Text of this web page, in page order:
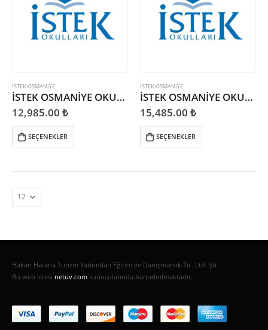
İSTEK OSMANIYE
İSTEK OSMANİYE OKULARI UZAY KAMPI TÜRKİYE GEZİSİ
12,985.00 ₺
SEÇENEKLER
İSTEK OSMANIYE
İSTEK OSMANİYE OKULLARI HZ,9,10,11. SINIFLAR ANKARA GEZİSİ
15,485.00 ₺
SEÇENEKLER
Hakan Hatana Turizm Yatırımları Eğitim ve Danışmanlık Tic. Ltd. Şti.
Bu web sitesi netuv.com sunucularında barındırılmaktadır.